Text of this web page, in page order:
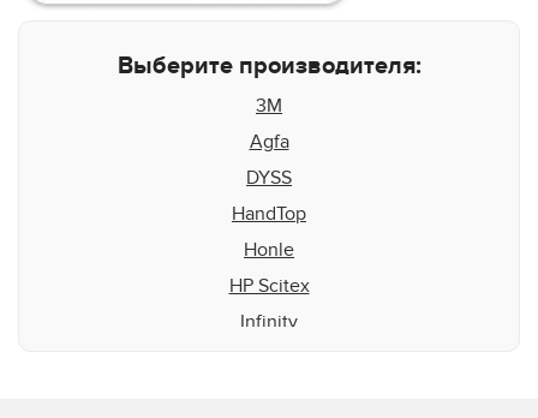
Выберите производителя:
3M
Agfa
DYSS
HandTop
Honle
HP Scitex
Infinity